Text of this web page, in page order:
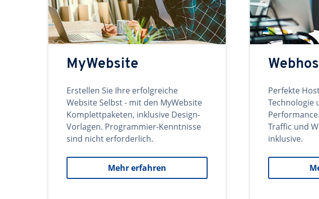
MyWebsite
Erstellen Sie Ihre erfolgreiche
Website Selbst - mit den MyWebsite
Komplettpaketen, inklusive Design-
Vorlagen. Programmier-Kenntnisse
sind nicht erforderlich.
Mehr erfahren
Perfekte
Technologie
Traffic und
inklusive.